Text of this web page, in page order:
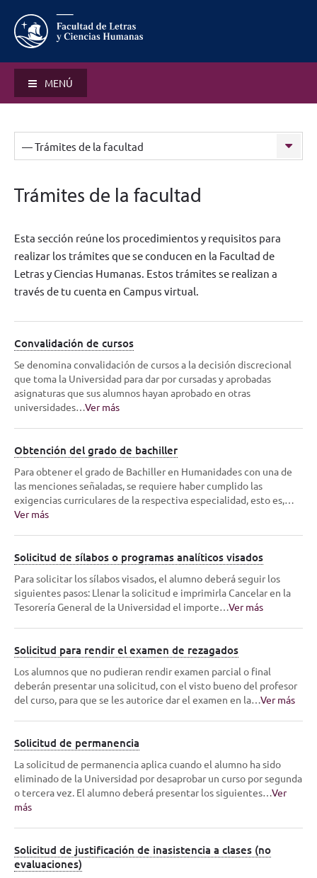
MENÚ
— Trámites de la facultad
Trámites de la facultad
Esta sección reúne los procedimientos y requisitos para
realizar los trámites que se conducen en la Facultad de
Letras y Ciencias Humanas. Estos trámites se realizan a
través de tu cuenta en Campus virtual.
Convalidación de cursos
Se denomina convalidación de cursos a la decisión discrecional
que toma la Universidad para dar por cursadas y aprobadas
asignaturas que sus alumnos hayan aprobado en otras
universidades…Ver más
Obtención del grado de bachiller
Para obtener el grado de Bachiller en Humanidades con una de
las menciones señaladas, se requiere haber cumplido las
exigencias curriculares de la respectiva especialidad, esto es,…
Ver más
Solicitud de sílabos o programas analíticos visados
Para solicitar los sílabos visados, el alumno deberá seguir los
siguientes pasos: Llenar la solicitud e imprimirla Cancelar en la
Tesorería General de la Universidad el importe…Ver más
Solicitud para rendir el examen de rezagados
Los alumnos que no pudieran rendir examen parcial o final
deberán presentar una solicitud, con el visto bueno del profesor
del curso, para que se les autorice dar el examen en la…Ver más
Solicitud de permanencia
La solicitud de permanencia aplica cuando el alumno ha sido
eliminado de la Universidad por desaprobar un curso por segunda
o tercera vez. El alumno deberá presentar los siguientes…Ver
más
Solicitud de justificación de inasistencia a clases (no
evaluaciones)